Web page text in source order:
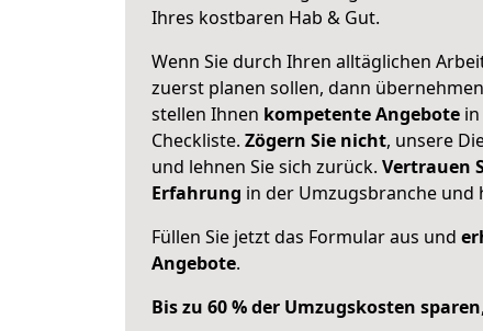
Ihres kostbaren Hab & Gut.
Wenn Sie durch Ihren alltäglichen
zuerst planen sollen, dann
stellen Ihnen kompetente Angebote
Checkliste. Zögern Sie nicht, unsere
und lehnen Sie sich zurück. Vertrauen
Erfahrung in der Umzugsbranche und
Füllen Sie jetzt das Formular aus und
Angebote.
Bis zu 60 % der Umzugskosten sparen